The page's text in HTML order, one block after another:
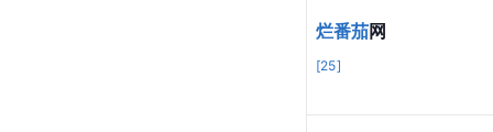
烂番茄网
[25]